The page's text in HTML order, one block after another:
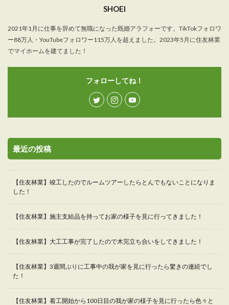
SHOEI
2021年1月に仕事を辞めて無職になった既婚アラフォーです。TikTokフォロワ
ー88万人・YouTubeフォロワー115万人を超えました。2023年5月に住友林業
でマイホームを建てました！
フォローしてね！
最近の投稿
【住友林業】竣工したのでルームツアーしたらとんでもないことになりま
した！
【住友林業】施主支給品を持ってお家の様子を見に行ってきました！
【住友林業】大工工事が完了したので木完立ち合いをしてきました！
【住友林業】3週間ぶりに工事中の我が家を見に行ったら驚きの連続でし
た！
【住友林業】着工開始から100日目の我が家の様子を見に行ったら色々と